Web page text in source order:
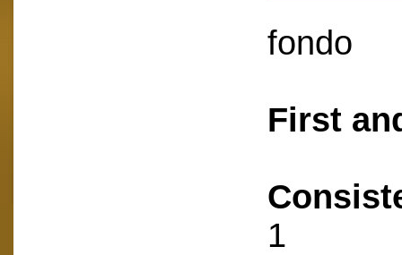
fondo
First
1